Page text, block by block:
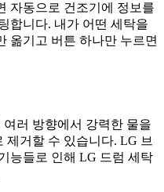
자동으로 건조기에 정보를
합니다. 내가 어떤 세탁을
옮기고 버튼 하나만 누르면
러 방향에서 강력한 물을
제거할 수 있습니다. LG 브
능들로 인해 LG 드럼 세탁